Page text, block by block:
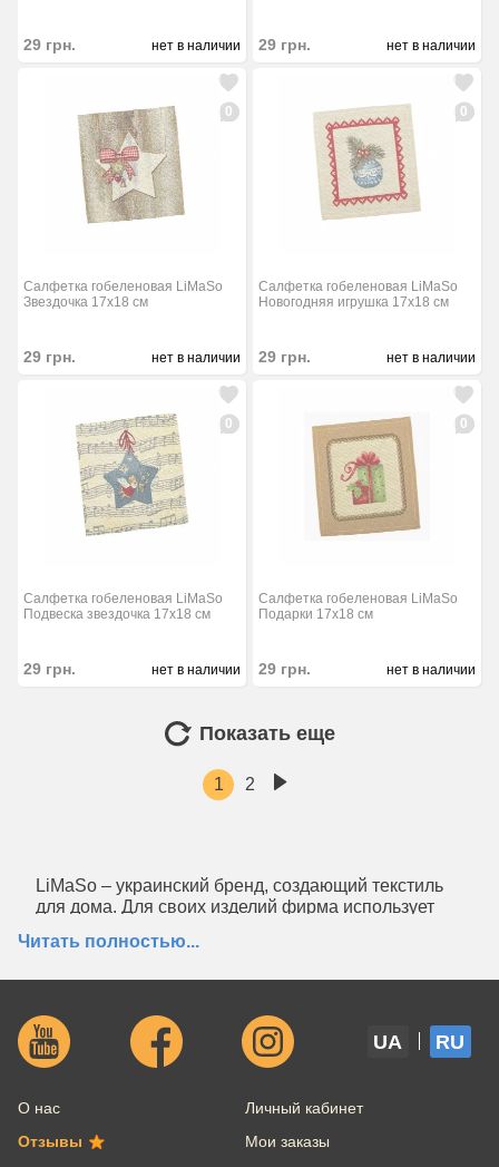
29 грн. нет в наличии 29 грн. нет в наличии
0
Салфетка гобеленовая LiMaSo
Звездочка 17x18 см
29 грн. нет в наличии
0
Салфетка гобеленовая LiMaSo
Новогодняя игрушка 17x18 см
29 грн. нет в наличии
0
Салфетка гобеленовая LiMaSo
Подвеска звездочка 17x18 см
29 грн. нет в наличии
0
Салфетка гобеленовая LiMaSo
Подарки 17x18 см
29 грн. нет в наличии
Показать еще
1 2
LiMaSo – украинский бренд, создающий текстиль
для дома. Для своих изделий фирма использует
создается и наносится в Украине.
салфетки нестандартных размеров, бренд LiMaSo
отошьёт их специально по вашим замерам. В
каталоге магазина вы найдёте новогодние
Продукция LiMaSo украсит ваш дом или станет
Читать полностью...
UA RU
О нас
Отзывы
Личный кабинет
Мои заказы